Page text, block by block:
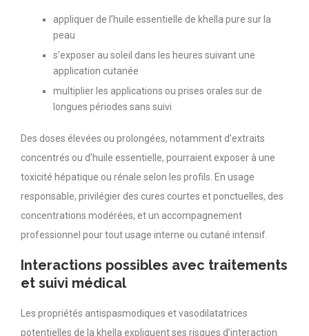
appliquer de l’huile essentielle de khella pure sur la
peau
s’exposer au soleil dans les heures suivant une
application cutanée
multiplier les applications ou prises orales sur de
longues périodes sans suivi
Des doses élevées ou prolongées, notamment d’extraits
concentrés ou d’huile essentielle, pourraient exposer à une
toxicité hépatique ou rénale selon les profils. En usage
responsable, privilégier des cures courtes et ponctuelles, des
concentrations modérées, et un accompagnement
professionnel pour tout usage interne ou cutané intensif.
Interactions possibles avec traitements
et suivi médical
Les propriétés antispasmodiques et vasodilatatrices
potentielles de la khella expliquent ses risques d’interaction